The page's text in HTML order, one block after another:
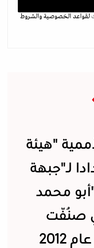
لقواعد الخصوصيةوالشروط
"هيئة
لـ"جبهة
محمد
صُنّفت
منظمة إرهابية عام 2012